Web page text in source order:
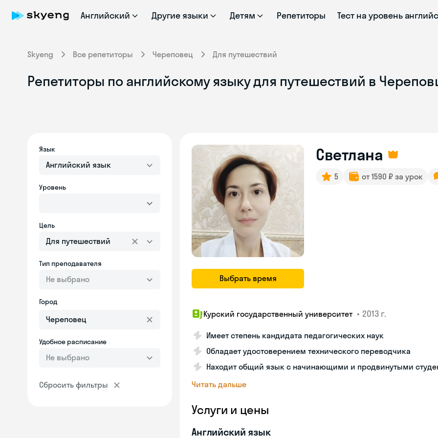
Английский Другие языки Детям Репетиторы Тест на уровень
Skyeng Все репетиторы Череповец Для путешествий
Репетиторы по английскому языку для путешествий в
Язык
Английский язык
Уровень
Цель
Для путешествий
Тип преподавателя
Не выбрано
Город
Удобное расписание
Не выбрано
Сбросить фильтры
Выбрать время
Светлана
5 от 1590 ₽ за урок
Курский государственный университет • 2013 г.
Имеет степень кандидата педагогических наук
Обладает удостоверением технического переводчика
Находит общий язык с начинающими и продвинутыми
Читать дальше
Услуги и цены
Английский язык